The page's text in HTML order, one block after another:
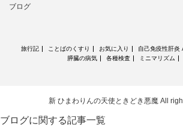
ブログ
旅行記 ことばのくすり お気に入り 自己免疫性肝炎
膵臓の病気
各種検査 ミニマリズム
新 ひまわりんの天使ときどき悪魔All
ブログに関する記事一覧